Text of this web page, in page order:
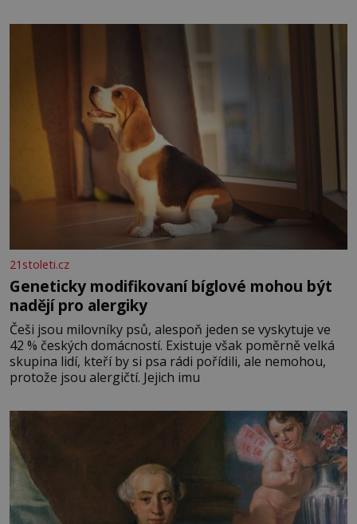
povaze, ale i v potřebách naší pokožky. Ohnivá znamení
Ženy narozené ve znamení Berana, Lva a Střelce v sobě
nesou žár, odvahu a neutuchající elán. Vaše
21stoleti.cz
Geneticky modifikovaní bíglové mohou být
nadějí pro alergiky
Češi jsou milovníky psů, alespoň jeden se vyskytuje ve
42 % českých domácností. Existuje však poměrně velká
skupina lidí, kteří by si psa rádi pořídili, ale nemohou,
protože jsou alergičtí. Jejich imu